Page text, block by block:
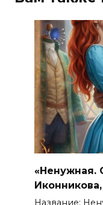
«Ненужная.
Название: